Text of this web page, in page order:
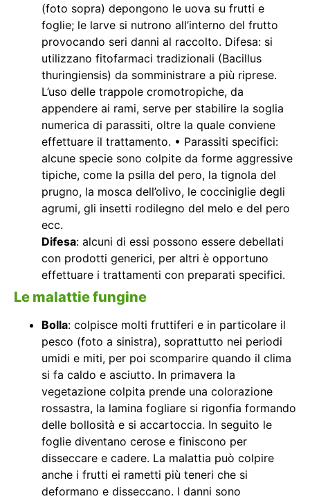
(foto sopra) depongono le uova su frutti e
foglie; le larve si nutrono all’interno del frutto
provocando seri danni al raccolto. Difesa: si
utilizzano fitofarmaci tradizionali (Bacillus
thuringiensis) da somministrare a più riprese.
L’uso delle trappole cromotropiche, da
appendere ai rami, serve per stabilire la soglia
numerica di parassiti, oltre la quale conviene
effettuare il trattamento. • Parassiti specifici:
alcune specie sono colpite da forme aggressive
tipiche, come la psilla del pero, la tignola del
prugno, la mosca dell’olivo, le cocciniglie degli
agrumi, gli insetti rodilegno del melo e del pero
ecc.
Difesa: alcuni di essi possono essere debellati
con prodotti generici, per altri è opportuno
effettuare i trattamenti con preparati specifici.
Le malattie fungine
Bolla: colpisce molti fruttiferi e in particolare il
pesco (foto a sinistra), soprattutto nei periodi
umidi e miti, per poi scomparire quando il clima
si fa caldo e asciutto. In primavera la
vegetazione colpita prende una colorazione
rossastra, la lamina fogliare si rigonfia formando
delle bollosità e si accartoccia. In seguito le
foglie diventano cerose e finiscono per
disseccare e cadere. La malattia può colpire
anche i frutti ei rametti più teneri che si
deformano e disseccano. I danni sono